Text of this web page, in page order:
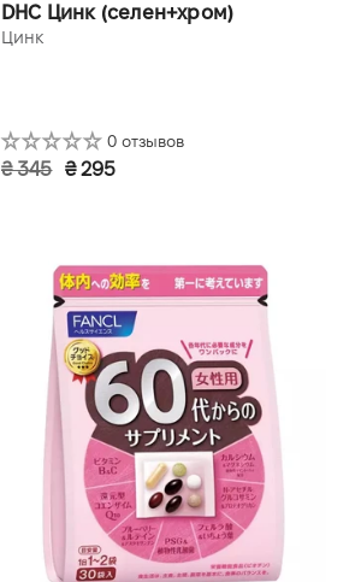
DHC Цинк (селен+хром)
Цинк
0 отзывов
₴ 345 ₴ 295